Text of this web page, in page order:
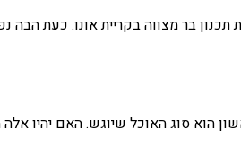
בר מצווה בקריית אונו. כעת
הוא סוג האוכל שיוגש. האם יהיו אלה